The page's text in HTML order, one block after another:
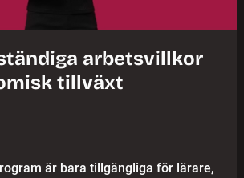
arbetsvillkor
tillväxt
är bara tillgängliga för lärare,